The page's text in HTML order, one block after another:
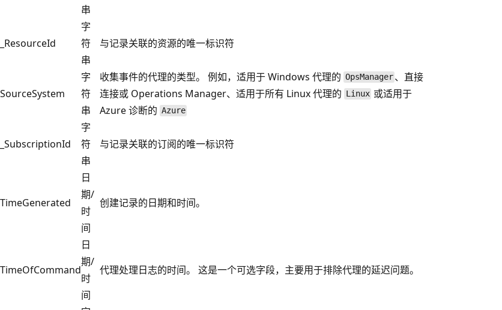
串
_ResourceId
字
符
串
与记录关联的资源的唯一标识符
SourceSystem
字
符
串
收集事件的代理的类型。 例如，适用于 Windows 代理的 OpsManager 、直接
连接或 Operations Manager、适用于所有 Linux 代理的 Linux 或适用于
Azure 诊断的 Azure
_SubscriptionId
字
符
串
与记录关联的订阅的唯一标识符
TimeGenerated
日
期/
时
间
创建记录的日期和时间。
TimeOfCommand
日
期/
时
间
代理处理日志的时间。 这是一个可选字段，主要用于排除代理的延迟问题。